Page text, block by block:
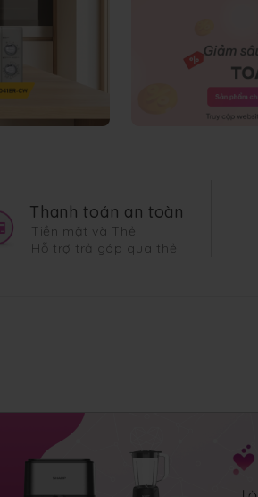
Thanh toán an toàn
Tiền mặt và Thẻ
Hỗ trợ trả góp qua thẻ